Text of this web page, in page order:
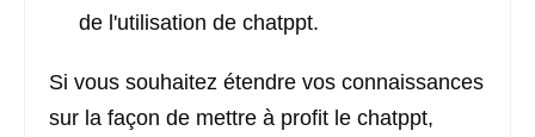
de l'utilisation de chatppt.
Si vous souhaitez étendre vos connaissances
sur la façon de mettre à profit le chatppt,